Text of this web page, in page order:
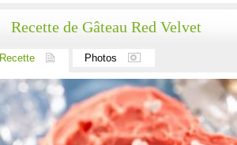
Recette de Gâteau Red Velvet
Recette Photos
Recettes Produits